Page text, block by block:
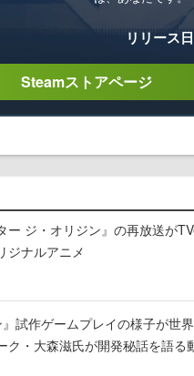
リリース
Steamストアページ
ー ジ・オリジン』の再放送が
ジナルアニメ
』試作ゲームプレイの様子が世
ク・大森滋氏が開発秘話を語